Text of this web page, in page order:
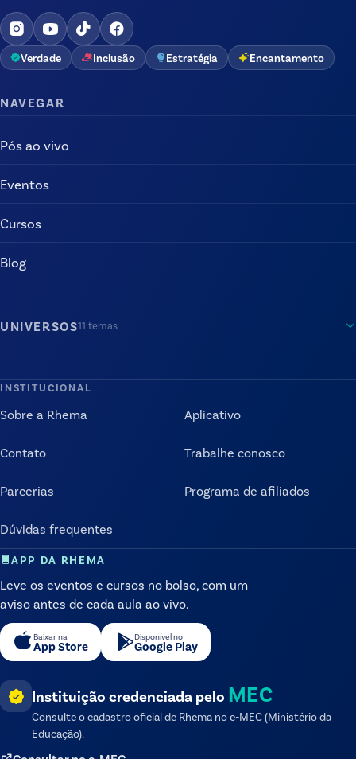
Verdade Inclusão Estratégia Encantamento
NAVEGAR
Pós ao vivo
Eventos
Cursos
Blog
UNIVERSOS11 temas
INSTITUCIONAL
Sobre a Rhema Aplicativo
Contato Trabalhe conosco
Parcerias Programa de afiliados
Dúvidas frequentes
APP DA RHEMA
Leve os eventos e cursos no bolso, com um
aviso antes de cada aula ao vivo.
Baixar na
App Store
Disponível no
Google Play
Instituição credenciada pelo MEC
Consulte o cadastro oficial de Rhema no e-MEC (Ministério da
Educação).